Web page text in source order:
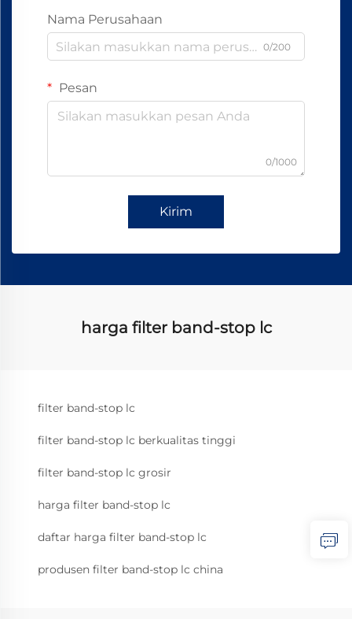
Nama Perusahaan
0/200
Pesan
0/1000
Kirim
harga filter band-stop lc
filter band-stop lc
filter band-stop lc berkualitas tinggi
filter band-stop lc grosir
harga filter band-stop lc
daftar harga filter band-stop lc
produsen filter band-stop lc china